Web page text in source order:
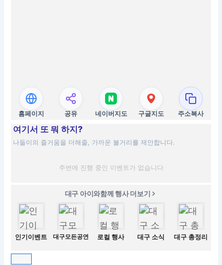
홈페이지 공유 네이버지도 구글지도 주소복사
여기서 또 뭐 하지?
나들이의 즐거움을 더해줄, 가까운 볼거리를 제안합니다.
주변에 진행 중인 이벤트가 없습니다
대구 아이와함께 행사 더보기
인기이벤트 대구모든공연 로컬 행사 대구 소식 대구 총정리